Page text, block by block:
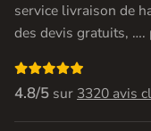
service livraison de
des devis gratuits, ….

4.8/5 sur 3320 avis